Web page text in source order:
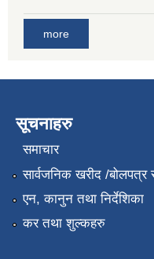
more
सूचनाहरु
समाचार
सार्वजनिक खरीद /बोलपत्र
एन, कानुन तथा निर्देशिका
कर तथा शुल्कहरु